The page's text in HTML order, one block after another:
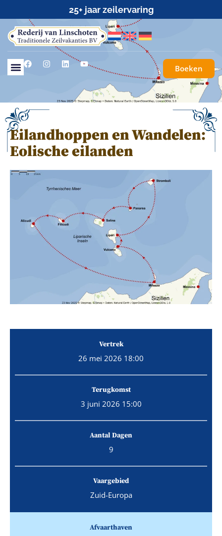
25+ jaar zeilervaring
Boeken
Eilandhoppen en Wandelen:
Eolische eilanden
Vertrek
26 mei 2026 18:00
Terugkomst
3 juni 2026 15:00
Aantal Dagen
9
Vaargebied
Zuid-Europa
Afvaarthaven